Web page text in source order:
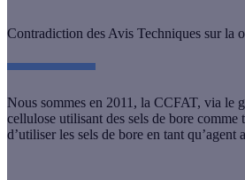
Contradiction des Avis Techniques sur la
Nous sommes en 2011, la CCFAT, via le
cellulose utilisant des sels de bore
d’utiliser les sels de bore en tant qu’agent